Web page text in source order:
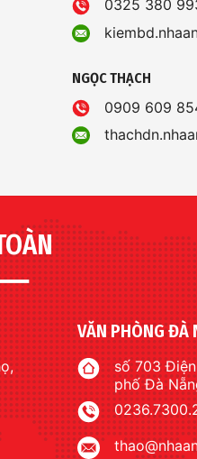
0325 380
NGỌC THẠCH
0909 609
VĂN PHÒNG ĐÀ
số 703 Điện
phố Đà